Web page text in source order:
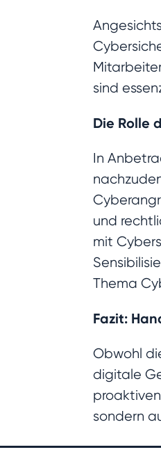
sind
Die Rolle
In
und
mit
Thema
Fazit:
Obwohl
digitale
sondern